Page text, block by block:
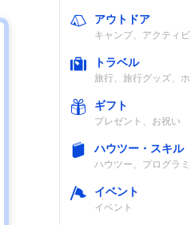
アウトドア
キャンプ、アクティビ
トラベル
旅行、旅行グッズ、
ギフト
プレゼント、お祝い
ハウツー・スキル
ハウツー、プログラ
イベント
イベント